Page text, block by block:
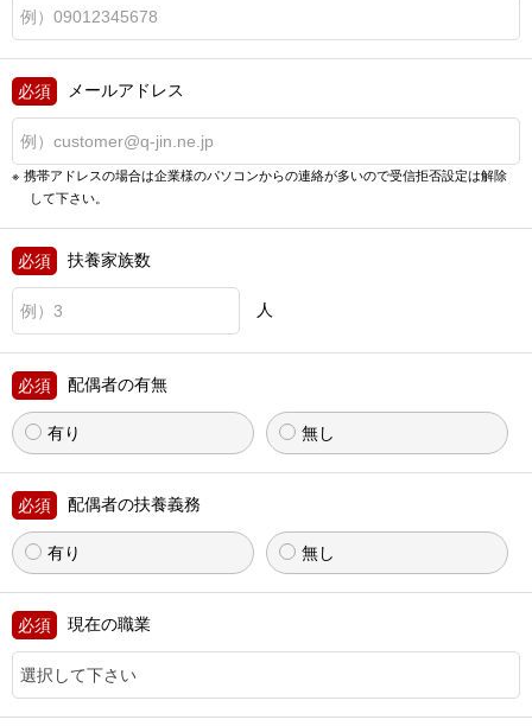
メールアドレス
携帯アドレスの場合は企業様のパソコンからの連絡が多いので受信拒否設定は解除
して下さい。
扶養家族数
人
配偶者の有無
有り 無し
配偶者の扶養義務
有り 無し
現在の職業